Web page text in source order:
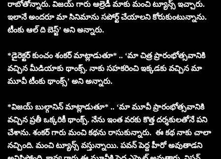
రాబోతోన్నారు. విజయ్ గారు ఆల్రెడీ మాకు మంచి ట్యూన్స్ ఇచ్చారు.
ఇలానే అందరూ మా సినిమాను సపోర్ట్ చేయాలని కోరుకుంటున్నాను.
టీంకు ఆల్ ది బెస్ట్’ అని అన్నారు.
*డైరెక్టర్ కుంచం శంకర్ మాట్లాడుతూ* .. ‘మా చిత్ర ప్రారంభోత్సవానికి
వచ్చిన మీడియాకు థాంక్స్. నాకు సహకరించి ఇక్కడకు వచ్చిన మా
మూవీ టీంకు థాంక్స్’ అని అన్నారు.
*విజయ్ బుల్గానిన్ మాట్లాడుతూ* .. ‘మా మూవీ ప్రారంభోత్సవానికి
వచ్చిన ప్రతీ ఒక్కరికీ థాంక్స్. నేను ఇంత వరకు కొత్త దర్శకులతోనే పని
చేశాను. శంకర్ గారు మంచి కథను రాసుకున్నారు. ఈ కథ నాకు చాలా
నచ్చింది. మంచి ట్యూన్స్ వస్తున్నాయి. పవన్ పెద్ద హీరో అవుతాడని